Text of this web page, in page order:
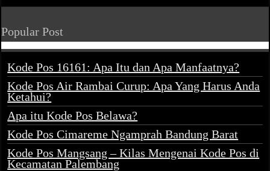
Popular Post
Kode Pos 16161: Apa Itu dan Apa Manfaatnya?
Kode Pos Air Rambai Curup: Apa Yang Harus Anda
Ketahui?
Apa itu Kode Pos Belawa?
Kode Pos Cimareme Ngamprah Bandung Barat
Kode Pos Mangsang – Kilas Mengenai Kode Pos di
Kecamatan Palembang